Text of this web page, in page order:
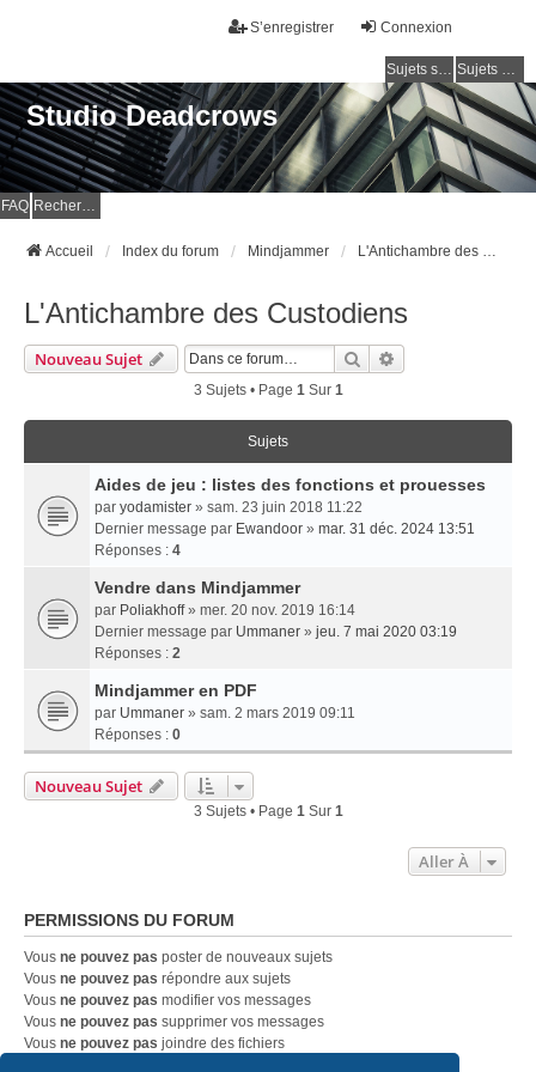
Connexion
S’enregistrer
Sujets sans réponse Sujets actifs
Studio Deadcrows
FAQ Rechercher
Accueil Index du forum Mindjammer L'Antichambre des Custodiens
L'Antichambre des Custodiens
Nouveau Sujet Rechercher
3 Sujets • Page 1Sur 1
Sujets
Aides de jeu : listes des fonctions et prouesses
par yodamister » sam. 23 juin 2018 11:22
Dernier message par Ewandoor » mar. 31 déc. 2024 13:51
Réponses : 4
Vendre dans Mindjammer
par Poliakhoff» mer. 20 nov. 2019 16:14
Dernier message par Ummaner » jeu. 7 mai 2020 03:19
Réponses : 2
Mindjammer en PDF
par Ummaner » sam. 2 mars 2019 09:11
Réponses : 0
Nouveau Sujet
3 Sujets • Page 1Sur 1
Aller À
PERMISSIONS DU FORUM
Vous ne pouvez pas poster de nouveaux sujets
Vous ne pouvez pas répondre aux sujets
Vous ne pouvez pas modifier vos messages
Vous ne pouvez pas supprimer vos messages
Vous ne pouvez pas joindre des fichiers